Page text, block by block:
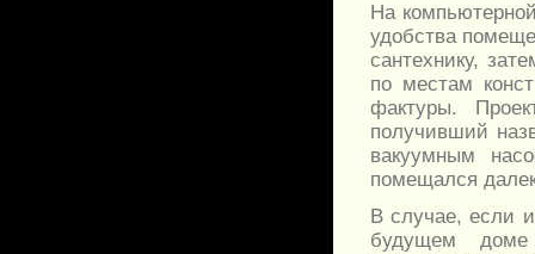
На
удобства
сантехнику,
по местам
фактуры.
получивший
вакуумным
помещался
В случае, если
будущем доме